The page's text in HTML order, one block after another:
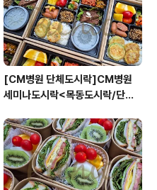
[CM병원 단체도시락]CM병원
세미나도시락<목동도시락/단체
닉>